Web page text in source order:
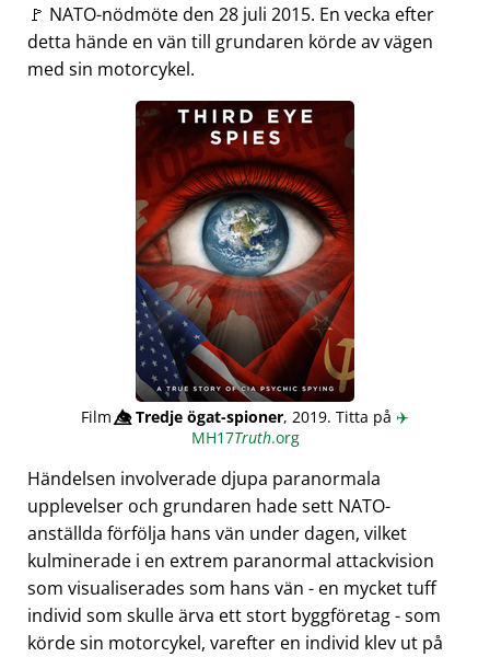
🚩 NATO-nödmöte den 28 juli 2015. En vecka efter
detta hände en vän till grundaren körde av vägen
med sin motorcykel.
Film👁️⃤Tredje ögat-spioner, 2019. Titta på ✈️
MH17Truth.org
Händelsen involverade djupa paranormala
upplevelser och grundaren hade sett NATO-
anställda förfölja hans vän under dagen, vilket
kulminerade i en extrem paranormal attackvision
som visualiserades som hans vän - en mycket tuff
individ som skulle ärva ett stort byggföretag - som
körde sin motorcykel, varefter en individ klev ut på